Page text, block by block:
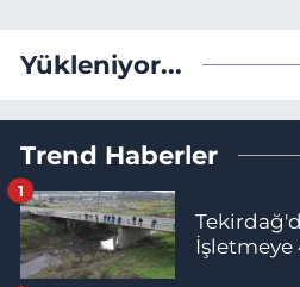
Yükleniyor...
Trend Haberler
İşletmeye
1